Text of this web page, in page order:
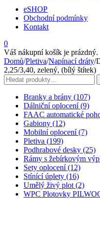
eSHOP
Obchodní podmínky
Kontakt
0
Váš nákupní košík je prázdný.
Domů/Pletiva/Napínací dráty/
2,25/3,40, zelený, (bílý štítek)
Hledat:
Branky a brány (107)
Dálniční oplocení (9)
FAAC automatické
Gabiony (12)
Mobilní oplocení (7)
Pletiva (199)
Podhrabové desky (25)
Rámy s žebírkovým
Sety oplocení (12)
Stínící úplety (16)
Umělý živý plot (2)
WPC Plotovky